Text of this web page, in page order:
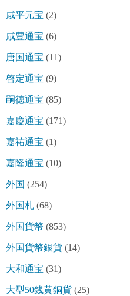
咸平元宝 (2)
咸豊通宝 (6)
唐国通宝 (11)
啓定通宝 (9)
嗣徳通宝 (85)
嘉慶通宝 (171)
嘉祐通宝 (1)
嘉隆通宝 (10)
外国 (254)
外国札 (68)
外国貨幣 (853)
外国貨幣銀貨 (14)
大和通宝 (31)
大型50銭黄銅貨 (25)